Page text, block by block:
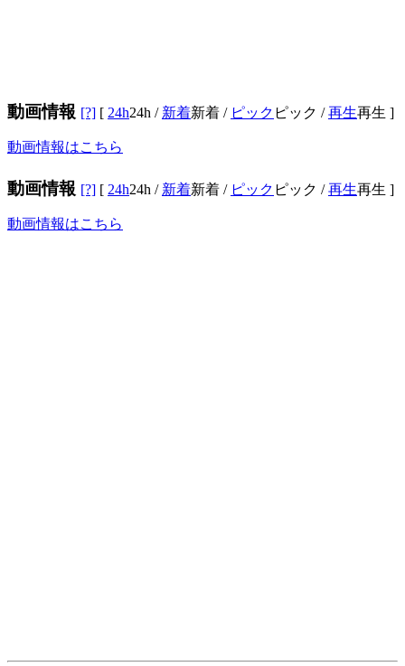
動画情報 [?] [ 24h24h / 新着新着 / ピック ピック /再生再生 ]
動画情報はこちら
動画情報 [?] [ 24h24h / 新着新着 / ピック ピック /再生再生 ]
動画情報はこちら